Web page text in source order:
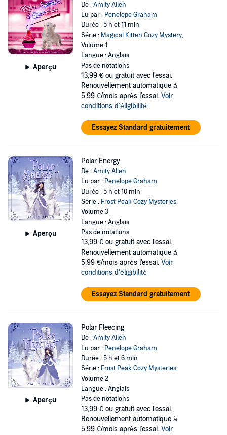
Aperçu
De :Amity Allen
Lu par : Penelope Graham
Durée : 5 h et 11 min
Série : Magical Kitten Cozy Mystery,
Volume 1
Langue : Anglais
Pas de notations
13,99 € ou gratuit avec l'essai.
Renouvellement automatique à
5,99 €/mois après l'essai. Voir
conditions d'éligibilité
Essayez Standard gratuitement
Aperçu
Polar Energy
De :Amity Allen
Lu par : Penelope Graham
Durée : 5 h et 10 min
Série : Frost Peak Cozy Mysteries,
Volume 3
Langue : Anglais
Pas de notations
13,99 € ou gratuit avec l'essai.
Renouvellement automatique à
5,99 €/mois après l'essai. Voir
conditions d'éligibilité
Essayez Standard gratuitement
Aperçu
Polar Fleecing
De :Amity Allen
Lu par : Penelope Graham
Durée : 5 h et 6 min
Série : Frost Peak Cozy Mysteries,
Volume 2
Langue : Anglais
Pas de notations
13,99 € ou gratuit avec l'essai.
Renouvellement automatique à
5,99 €/mois après l'essai. Voir